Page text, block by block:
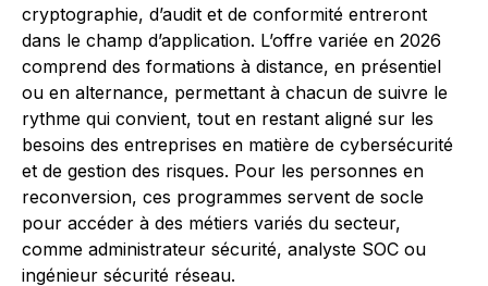
cryptographie, d’audit et de conformité entreront
dans le champ d’application. L’offre variée en 2026
comprend des formations à distance, en présentiel
ou en alternance, permettant à chacun de suivre le
rythme qui convient, tout en restant aligné sur les
besoins des entreprises en matière de cybersécurité
et de gestion des risques. Pour les personnes en
reconversion, ces programmes servent de socle
pour accéder à des métiers variés du secteur,
comme administrateur sécurité, analyste SOC ou
ingénieur sécurité réseau.